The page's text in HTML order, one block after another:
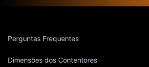
Perguntas Frequentes
Dimensões dos Contentores